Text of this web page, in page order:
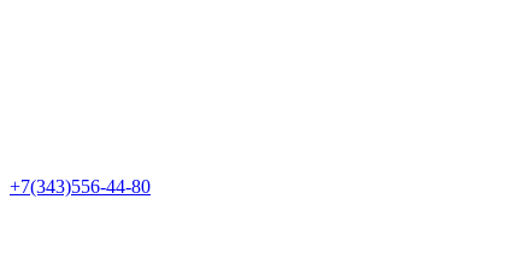
+7(343)556-44-80